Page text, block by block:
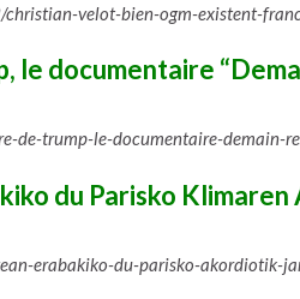
velot-bien-ogm-existent-
le documentaire
de-trump-le-documentaire-demain-
du Parisko
erabakiko-du-parisko-akordiotik-